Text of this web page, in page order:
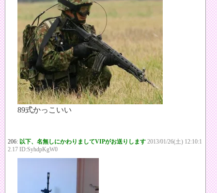
89式かっこいい
206: 以下、名無しにかわりましてVIPがお送りします 2013/01/26(土) 12:10:1
2.17 ID:SyhdpKgW0